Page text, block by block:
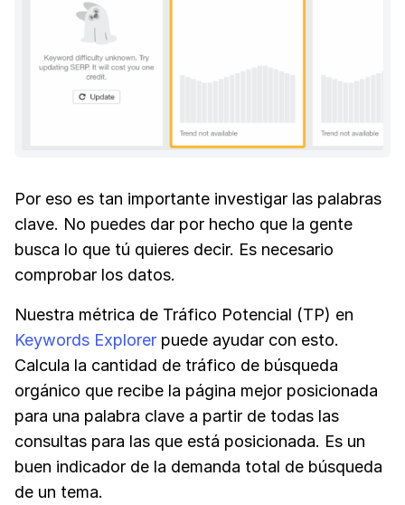
Por eso es tan importante investigar las palabras
clave. No puedes dar por hecho que la gente
busca lo que tú quieres decir. Es necesario
comprobar los datos.
Nuestra métrica de Tráfico Potencial (TP) en
Keywords Explorer puede ayudar con esto.
Calcula la cantidad de tráfico de búsqueda
orgánico que recibe la página mejor posicionada
para una palabra clave a partir de todas las
consultas para las que está posicionada. Es un
buen indicador de la demanda total de búsqueda
de un tema.